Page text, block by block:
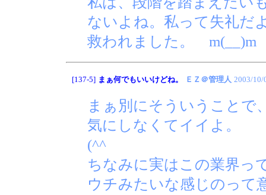
ないよね。私って失礼だ
救われました。 m(__)m
[137-5] まぁ何でもいいけどね。 ＥＺ＠管理人 2003/10/
まぁ別にそういうことで
気にしなくてイイよ。
(^^ゞ
ちなみに実はこの業界っ
ウチみたいな感じのって